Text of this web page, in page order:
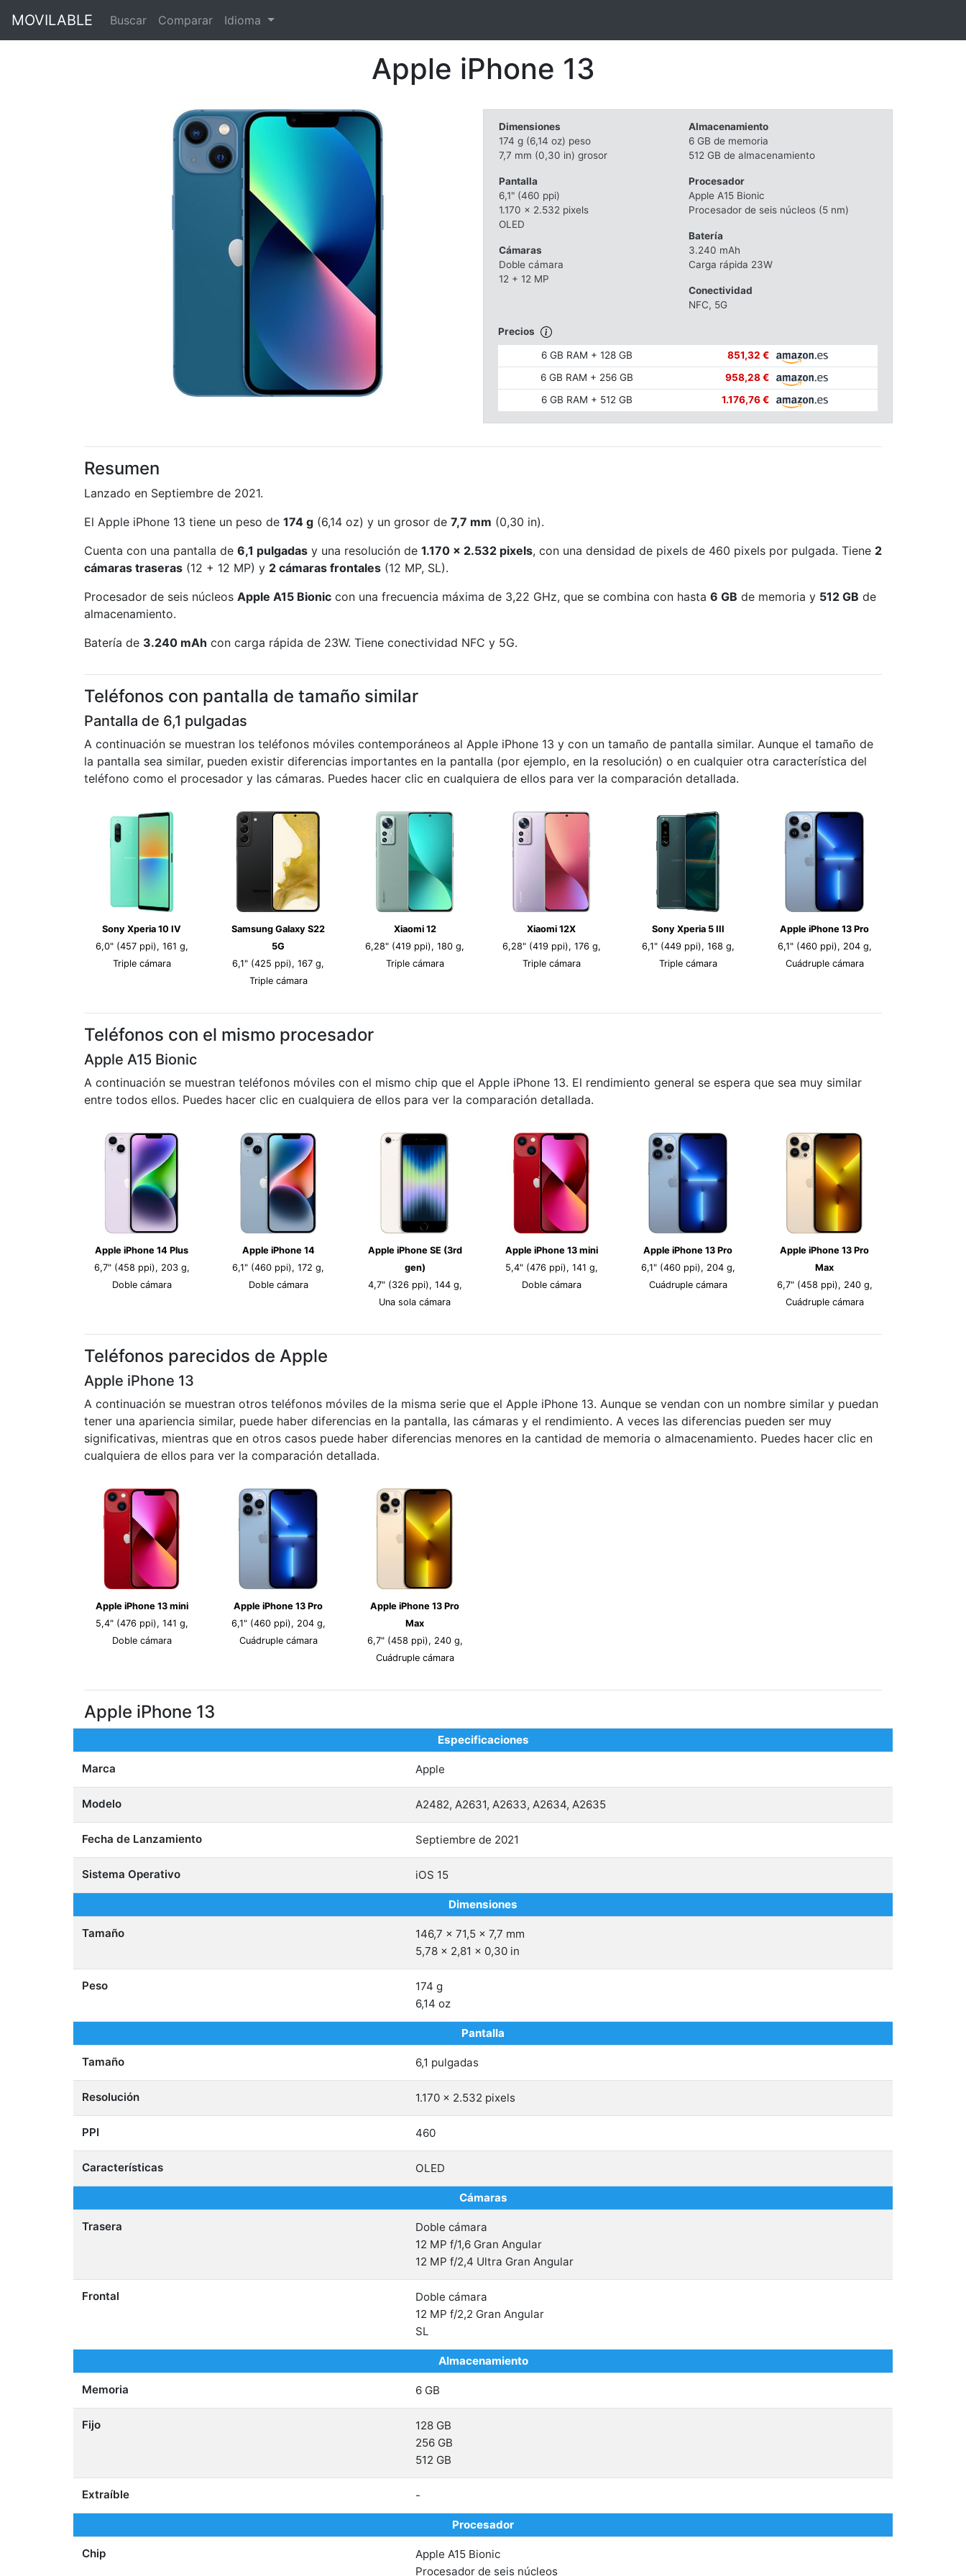
MOVILABLE Buscar Comparar Idioma
Apple iPhone 13
Dimensiones
174 g (6,14 oz) peso
7,7 mm (0,30 in) grosor
Pantalla
6,1" (460 ppi)
1.170 x 2.532 pixels
OLED
Cámaras
Doble cámara
12 + 12 MP
Almacenamiento
6 GB de memoria
512 GB de almacenamiento
Procesador
Apple A15 Bionic
Procesador de seis núcleos (5 nm)
Batería
3.240 mAh
Carga rápida 23W
Conectividad
NFC, 5G
Precios
6 GB RAM + 128 GB
851,32 €
6 GB RAM + 256 GB
958,28 €
6 GB RAM + 512 GB
1.176,76 €
Resumen
Lanzado en Septiembre de 2021.
El Apple iPhone 13 tiene un peso de 174 g (6,14 oz) y un grosor de 7,7 mm (0,30 in).
Cuenta con una pantalla de 6,1 pulgadas y una resolución de 1.170 x 2.532 pixels, con una densidad de pixels de 460 pixels por pulgada. Tiene 2
cámaras traseras (12 + 12 MP) y 2 cámaras frontales (12 MP, SL).
Procesador de seis núcleos Apple A15 Bionic con una frecuencia máxima de 3,22 GHz, que se combina con hasta 6 GB de memoria y 512 GB de
almacenamiento.
Batería de 3.240 mAh con carga rápida de 23W. Tiene conectividad NFC y 5G.
Teléfonos con pantalla de tamaño similar
Pantalla de 6,1 pulgadas
A continuación se muestran los teléfonos móviles contemporáneos al Apple iPhone 13 y con un tamaño de pantalla similar. Aunque el tamaño de
la pantalla sea similar, pueden existir diferencias importantes en la pantalla (por ejemplo, en la resolución) o en cualquier otra característica del
teléfono como el procesador y las cámaras. Puedes hacer clic en cualquiera de ellos para ver la comparación detallada.
Sony Xperia 10 IV
6,0" (457 ppi), 161 g,
Triple cámara
Samsung Galaxy S22
5G
6,1" (425 ppi), 167 g,
Triple cámara
Xiaomi 12
6,28" (419 ppi), 180 g,
Triple cámara
Xiaomi 12X
6,28" (419 ppi), 176 g,
Triple cámara
Sony Xperia 5 III
6,1" (449 ppi), 168 g,
Triple cámara
Apple iPhone 13 Pro
6,1" (460 ppi), 204 g,
Cuádruple cámara
Teléfonos con el mismo procesador
Apple A15 Bionic
A continuación se muestran teléfonos móviles con el mismo chip que el Apple iPhone 13. El rendimiento general se espera que sea muy similar
entre todos ellos. Puedes hacer clic en cualquiera de ellos para ver la comparación detallada.
Apple iPhone 14 Plus
6,7" (458 ppi), 203 g,
Doble cámara
Apple iPhone 14
6,1" (460 ppi), 172 g,
Doble cámara
Apple iPhone SE (3rd
gen)
4,7" (326 ppi), 144 g,
Una sola cámara
Apple iPhone 13 mini
5,4" (476 ppi), 141 g,
Doble cámara
Apple iPhone 13 Pro
6,1" (460 ppi), 204 g,
Cuádruple cámara
Apple iPhone 13 Pro
Max
6,7" (458 ppi), 240 g,
Cuádruple cámara
Teléfonos parecidos de Apple
Apple iPhone 13
A continuación se muestran otros teléfonos móviles de la misma serie que el Apple iPhone 13. Aunque se vendan con un nombre similar y puedan
tener una apariencia similar, puede haber diferencias en la pantalla, las cámaras y el rendimiento. A veces las diferencias pueden ser muy
significativas, mientras que en otros casos puede haber diferencias menores en la cantidad de memoria o almacenamiento. Puedes hacer clic en
cualquiera de ellos para ver la comparación detallada.
Apple iPhone 13 mini
5,4" (476 ppi), 141 g,
Doble cámara
Apple iPhone 13 Pro
6,1" (460 ppi), 204 g,
Cuádruple cámara
Apple iPhone 13 Pro
Max
6,7" (458 ppi), 240 g,
Cuádruple cámara
Apple iPhone 13
Especificaciones
Marca Apple
Modelo A2482, A2631, A2633, A2634, A2635
Fecha de Lanzamiento Septiembre de 2021
Sistema Operativo iOS 15
Dimensiones
Tamaño
146,7 x 71,5 x 7,7 mm
5,78 x 2,81 x 0,30 in
Peso
174 g
6,14 oz
Pantalla
Tamaño 6,1 pulgadas
Resolución 1.170 x 2.532 pixels
PPI 460
Características OLED
Cámaras
Trasera
Doble cámara
12 MP f/1,6 Gran Angular
12 MP f/2,4 Ultra Gran Angular
Frontal
Doble cámara
12 MP f/2,2 Gran Angular
SL
Almacenamiento
Memoria 6 GB
Fijo
128 GB
256 GB
512 GB
Extraíble -
Procesador
Chip
Apple A15 Bionic
Procesador de seis núcleos